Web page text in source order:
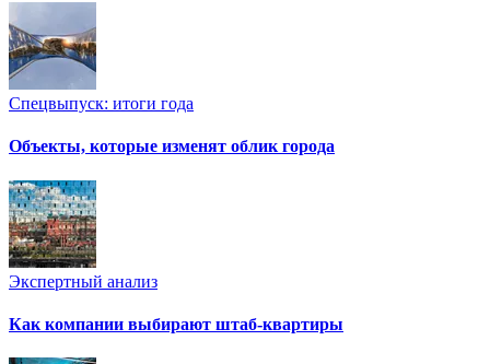
Спецвыпуск: итоги года
Объекты, которые изменят облик города
Экспертный анализ
Как компании выбирают штаб-квартиры